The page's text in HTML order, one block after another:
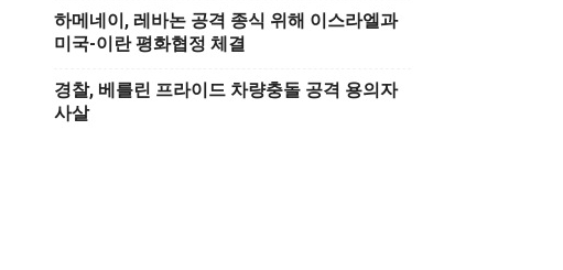
하메네이, 레바논 공격 종식 위해 이스라엘과
미국-이란 평화협정 체결
경찰, 베를린 프라이드 차량충돌 공격 용의자
사살